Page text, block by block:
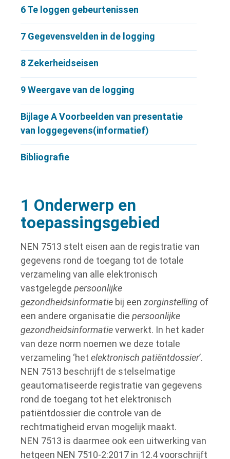
6Te loggen gebeurtenissen
7 Gegevensvelden in de logging
8 Zekerheidseisen
9Weergave van de logging
Bijlage AVoorbeelden van presentatie
van loggegevens(informatief)
Bibliografie
1 Onderwerp en
toepassingsgebied
NEN 7513 stelt eisen aan de registratie van
gegevens rond de toegang tot de totale
verzameling van alle elektronisch
vastgelegde persoonlijke
gezondheidsinformatie bij een zorginstelling of
een andere organisatie die persoonlijke
gezondheidsinformatieverwerkt. In het kader
van deze norm noemen we deze totale
verzameling ‘het elektronisch patiëntdossier’.
NEN 7513 beschrijft de stelselmatige
geautomatiseerde registratie van gegevens
rond de toegang tot het elektronisch
patiëntdossier die controle van de
rechtmatigheid ervan mogelijk maakt.
NEN 7513 is daarmee ook een uitwerking van
hetgeen NEN 7510-2:2017 in 12.4 voorschrijft